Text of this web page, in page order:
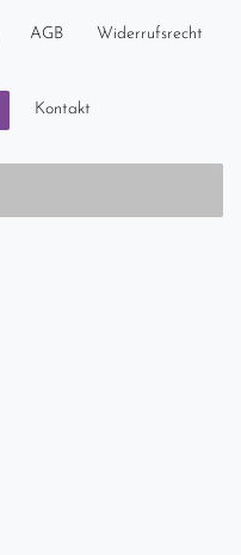
AGB Widerrufs­recht
Kontakt